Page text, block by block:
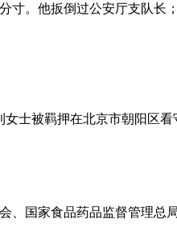
。他扳倒过公安厅支队
士被羁押在北京市朝阳区
国家食品药品监督管理